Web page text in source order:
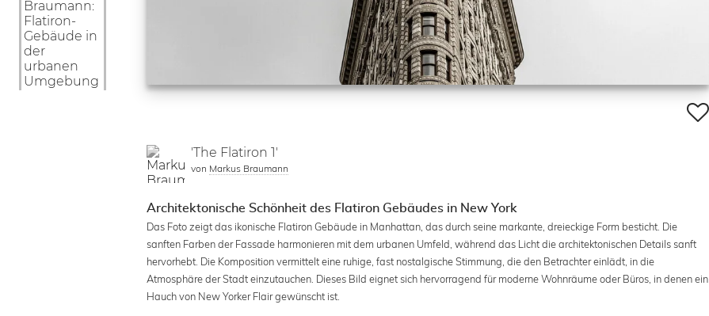
'The Flatiron 1'
von Markus Braumann
Architektonische Schönheit des Flatiron Gebäudes in New York
Das Foto zeigt das ikonische Flatiron Gebäude in Manhattan, das durch seine markante, dreieckige Form besticht. Die
sanften Farben der Fassade harmonieren mit dem urbanen Umfeld, während das Licht die architektonischen Details sanft
hervorhebt. Die Komposition vermittelt eine ruhige, fast nostalgische Stimmung, die den Betrachter einlädt, in die
Atmosphäre der Stadt einzutauchen. Dieses Bild eignet sich hervorragend für moderne Wohnräume oder Büros, in denen ein
Hauch von New Yorker Flair gewünscht ist.